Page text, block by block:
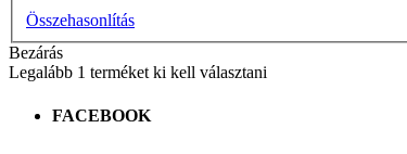
Összehasonlítás
Bezárás
Legalább 1 terméket ki kell választani
FACEBOOK